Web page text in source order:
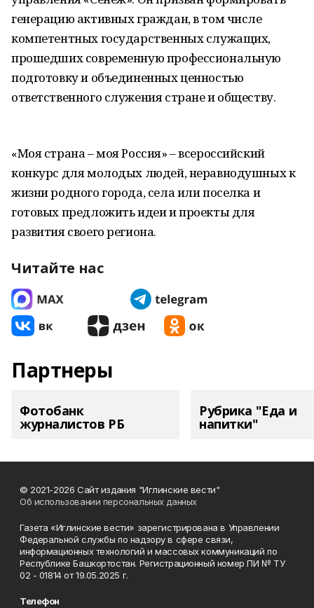
генерацию активных граждан, в том числе
компетентных государственных служащих,
прошедших современную профессиональную
подготовку и объединенных ценностью
ответственного служения стране и обществу.
«Моя страна – моя Россия» – всероссийский
конкурс для молодых людей, неравнодушных к
жизни родного города, села или поселка и
готовых предложить идеи и проекты для
развития своего региона.
Читайте нас
Партнеры
Фотобанк
журналистов РБ
Рубрика "Еда и
напитки"
© 2021-2026 Сайт издания "Иглинские вести"
Об использовании персональных данных
Газета «Иглинские вести» зарегистрирована в Управлении
Федеральной службы по надзору в сфере связи,
информационных технологий и массовых коммуникаций по
Республике Башкортостан. Регистрационный номер ПИ № ТУ
02 - 01814 от 19.05.2025 г.
Телефон